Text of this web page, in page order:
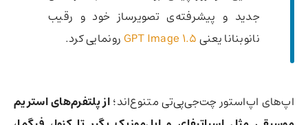
جدید و پیشرفته‌ی تصویرساز خود و رقیب
نانوبنانا یعنیGPT Image 1.5رونمایی کرد.
اپ‌های اپ‌استور چت‌جی‌پی‌تی متنوع‌اند؛از پلتفرم‌های استریم